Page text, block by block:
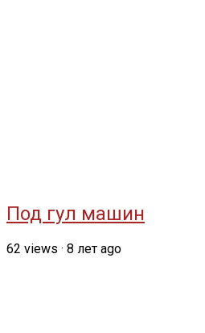
Под гул машин
62 views · 8 лет ago